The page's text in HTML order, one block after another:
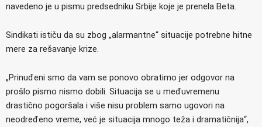
navedeno je u pismu predsedniku Srbije koje je prenela Beta.
Sindikati ističu da su zbog „alarmantne“ situacije potrebne hitne
mere za rešavanje krize.
„Prinuđeni smo da vam se ponovo obratimo jer odgovor na
prošlo pismo nismo dobili. Situacija se u međuvremenu
drastično pogoršala i više nisu problem samo ugovori na
neodređeno vreme, već je situacija mnogo teža i dramatičnija“,